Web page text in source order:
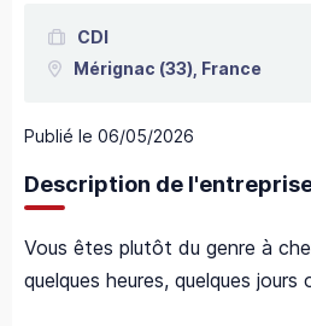
CDI
Mérignac (33), France
Publié le 06/05/2026
Description de
Vous êtes plutôt du genre à
quelques heures, quelques